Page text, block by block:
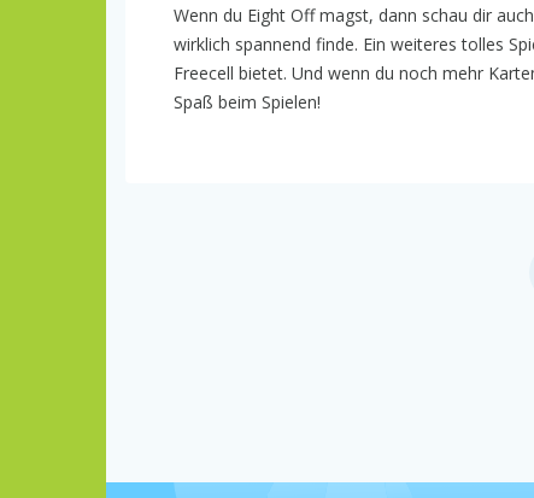
Wenn du Eight Off magst, dann schau dir auch
wirklich spannend finde. Ein weiteres tolles
Freecell bietet. Und wenn du noch mehr
Spaß beim Spielen!